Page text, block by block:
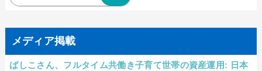
メディア掲載
ばしこさん、フルタイム共働き子育て世帯の資産運用: 日本